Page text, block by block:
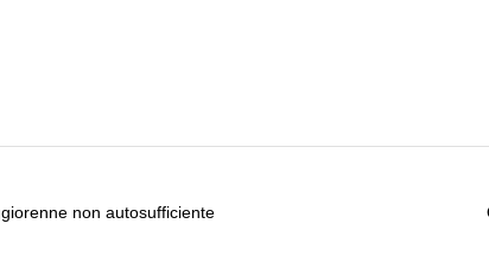
non autosufficiente